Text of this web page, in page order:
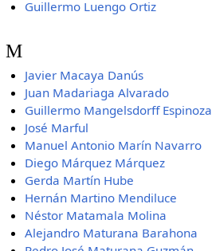
Guillermo Luengo Ortiz
M
Javier Macaya Danús
Juan Madariaga Alvarado
Guillermo Mangelsdorff Espinoza
José Marful
Manuel Antonio Marín Navarro
Diego Márquez Márquez
Gerda Martín Hube
Hernán Martino Mendiluce
Néstor Matamala Molina
Alejandro Maturana Barahona